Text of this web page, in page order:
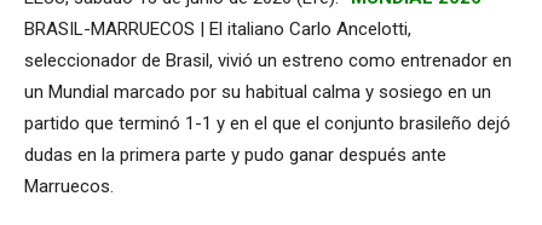
BRASIL-MARRUECOS | El italiano Carlo Ancelotti,
seleccionador de Brasil, vivió un estreno como entrenador en
un Mundial marcado por su habitual calma y sosiego en un
partido que terminó 1-1 y en el que el conjunto brasileño dejó
dudas en la primera parte y pudo ganar después ante
Marruecos.